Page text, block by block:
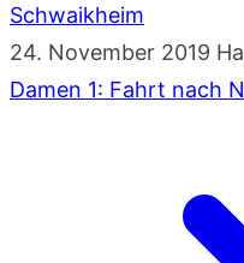
Schwaikheim
24. November 2019
Damen 1: Fahrt nach